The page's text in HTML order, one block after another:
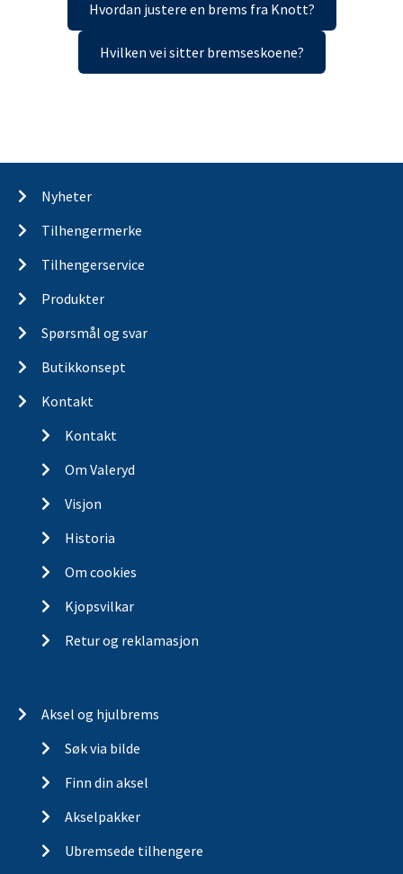
Hvordan justere en brems fra Knott?
Hvilken vei sitter bremseskoene?
Nyheter
Tilhengermerke
Tilhengerservice
Produkter
Spørsmål og svar
Butikkonsept
Kontakt
Kontakt
Om Valeryd
Visjon
Historia
Om cookies
Kjopsvilkar
Retur og reklamasjon
Aksel og hjulbrems
Søk via bilde
Finn din aksel
Akselpakker
Ubremsede tilhengere